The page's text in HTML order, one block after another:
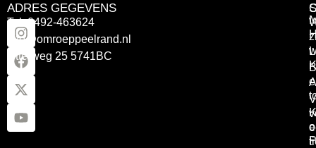
ADRES GEGEVENS
Tel: 0492-463624
info@omroeppeelrand.nl
Otterweg 25 5741BC